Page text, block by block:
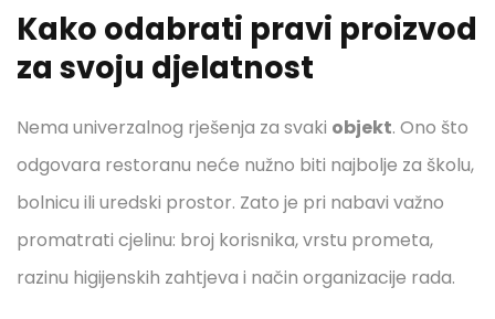
Kako odabrati pravi proizvod
za svoju djelatnost
Nema univerzalnog rješenja za svaki objekt. Ono što
odgovara restoranu neće nužno biti najbolje za školu,
bolnicu ili uredski prostor. Zato je pri nabavi važno
promatrati cjelinu: broj korisnika, vrstu prometa,
razinu higijenskih zahtjeva i način organizacije rada.